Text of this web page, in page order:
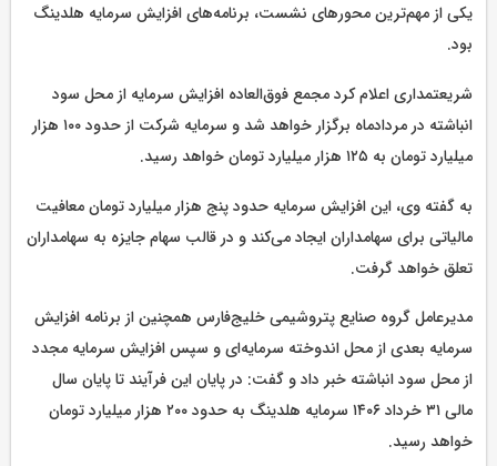
یکی از مهم‌ترین محورهای نشست، برنامه‌های افزایش سرمایه هلدینگ
بود.
شریعتمداری اعلام کرد مجمع فوق‌العاده افزایش سرمایه از محل سود
انباشته در مردادماه برگزار خواهد شد و سرمایه شرکت از حدود ۱۰۰ هزار
میلیارد تومان به ۱۲۵ هزار میلیارد تومان خواهد رسید.
به گفته وی، این افزایش سرمایه حدود پنج هزار میلیارد تومان معافیت
مالیاتی برای سهامداران ایجاد می‌کند و در قالب سهام جایزه به سهامداران
تعلق خواهد گرفت.
مدیرعامل گروه صنایع پتروشیمی خلیج‌فارس همچنین از برنامه افزایش
سرمایه بعدی از محل اندوخته سرمایه‌ای و سپس افزایش سرمایه مجدد
از محل سود انباشته خبر داد و گفت: در پایان این فرآیند تا پایان سال
مالی ۳۱ خرداد ۱۴۰۶ سرمایه هلدینگ به حدود ۲۰۰ هزار میلیارد تومان
خواهد رسید.